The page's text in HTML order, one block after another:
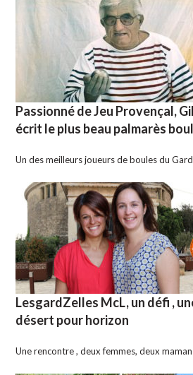
Passionné de Jeu Provençal,
écrit le plus beau palmarès
Un des meilleurs joueurs de boules du
LesgardZelles McL, un défi ,
désert pour horizon
Une rencontre , deux femmes, deux